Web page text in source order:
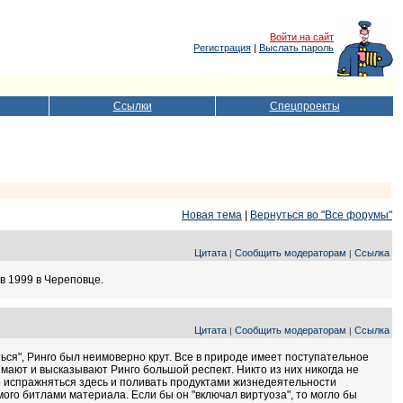
Войти на сайт
Регистрация | Выслать пароль
Ссылки Спецпроекты
Новая тема
Вернуться во "Все форумы"
Цитата | Сообщить модераторам | Ссылка
1999 в Череповце.
Цитата | Сообщить модераторам | Ссылка
Ринго был неимоверно крут. Все в природе имеет поступательное
и высказывают Ринго большой респект. Никто из них никогда не
здесь и поливать продуктами жизнедеятельности
битлами материала. Если бы он "включал виртуоза", то могло бы